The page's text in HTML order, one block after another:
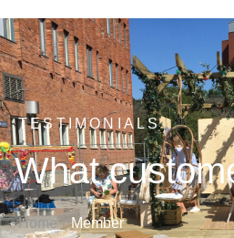
TESTIMONIALS
What
Home / Member